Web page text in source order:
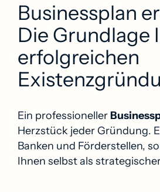
Businessplan
Die Grundlage
erfolgreichen
Ein professioneller
Herzstück jeder Gründung.
Banken und Förderstellen,
Ihnen selbst als